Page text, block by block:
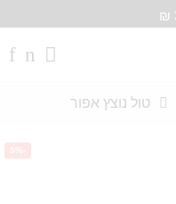
טול נוצץ אפור
-5%